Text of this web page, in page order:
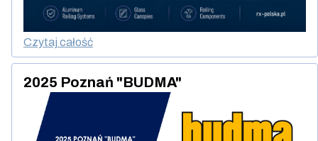
Czytaj całość
2025 Poznań "BUDMA"